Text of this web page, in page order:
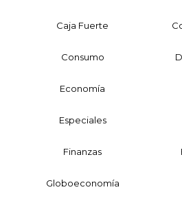
Caja Fuerte
Consumo
Economía
Especiales
Finanzas
Globoeconomía